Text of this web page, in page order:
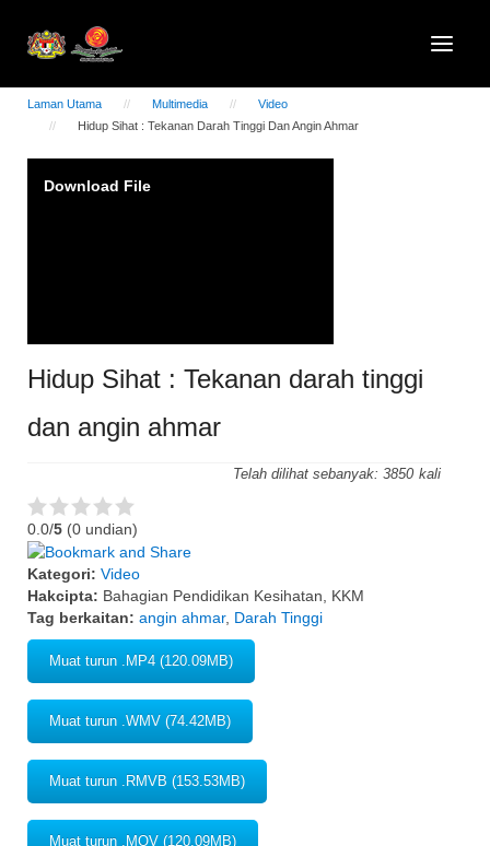
Laman Utama Multimedia
Video
Hidup Sihat : Tekanan Darah Tinggi Dan Angin Ahmar
Player
Download File
Hidup Sihat : Tekanan darah tinggi
dan angin ahmar
Telah dilihat sebanyak: 3850
0.0/5 (0 undian)
Kategori: Video
Hakcipta: Bahagian Pendidikan Kesihatan, KKM
Tag berkaitan: angin ahmar, Darah Tinggi
Muat turun .MP4 (120.09MB)
Muat turun .WMV (74.42MB)
Muat turun .RMVB (153.53MB)
Muat turun .MOV (120.09MB)